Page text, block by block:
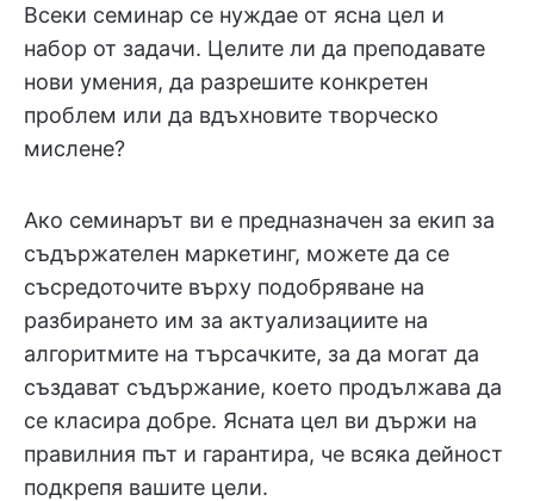
Всеки семинар се нуждае от ясна цел и
набор от задачи. Целите ли да преподавате
нови умения, да разрешите конкретен
проблем или да вдъхновите творческо
мислене?
Ако семинарът ви е предназначен за екип за
съдържателен маркетинг, можете да се
съсредоточите върху подобряване на
разбирането им за актуализациите на
алгоритмите на търсачките, за да могат да
създават съдържание, което продължава да
се класира добре. Ясната цел ви държи на
правилния път и гарантира, че всяка дейност
подкрепя вашите цели.